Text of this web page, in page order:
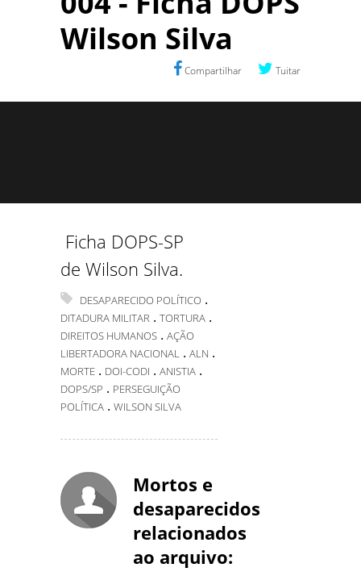
Wilson Silva
Compartilhar Tuitar
Ficha DOPS-SP
de Wilson Silva.
DESAPARECIDO POLÍTICO .
DITADURA MILITAR . TORTURA .
DIREITOS HUMANOS . AÇÃO
LIBERTADORA NACIONAL . ALN .
MORTE . DOI-CODI . ANISTIA .
DOPS/SP . PERSEGUIÇÃO
POLÍTICA . WILSON SILVA
Mortos e
desaparecidos
relacionados
ao arquivo: